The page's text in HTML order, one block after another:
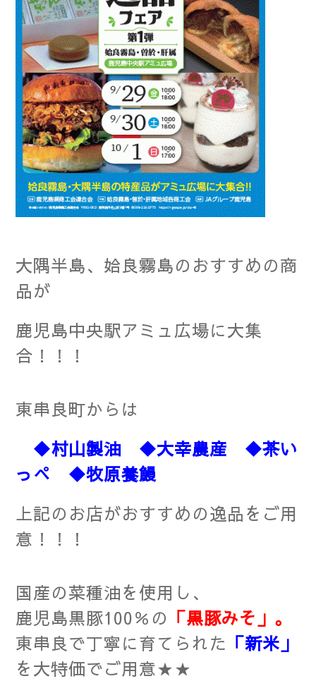
大隅半島、姶良霧島のおすすめの商
品が
鹿児島中央駅アミュ広場に大集
合！！！
東串良町からは
◆村山製油 ◆大幸農産 ◆茶い
っぺ ◆牧原養鰻
上記のお店がおすすめの逸品をご用
意！！！
国産の菜種油を使用し、
鹿児島黒豚100％の 「黒豚みそ」。
東串良で丁寧に育てられた 「新米」
を大特価でご用意★★